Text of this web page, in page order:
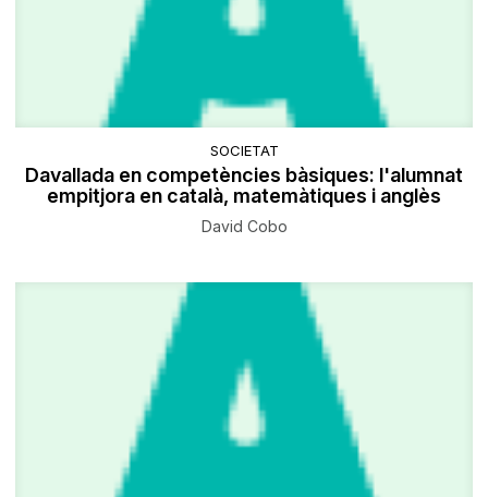
SOCIETAT
Davallada en competències bàsiques: l'alumnat
empitjora en català, matemàtiques i anglès
David Cobo